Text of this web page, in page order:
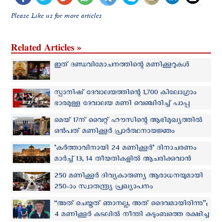
Please Like us for more articles
Related Articles »
ഇത് ദണ്ഡവിമോചനത്തിന്റെ മണിക്കൂറുകള്‍
സ്പാനിഷ് ദേവാലയത്തിന്റെ 1,700 കിലോഗ്രാം
ഭാരമുള്ള ദേവാലയ മണി വെഞ്ചിരിച്ച് പാപ്പ
മെയ് 17ന് വൈറ്റ് ഹൗസിന്റെ ആഭിമുഖ്യത്തില്‍
ഒന്‍പത് മണിക്കൂർ പ്രാര്‍ത്ഥനായജ്ഞം
"കർത്താവിനായി 24 മണിക്കൂർ" ദിനാചരണം
മാർച്ച് 13, 14 തീയതികളിൽ ആചരിക്കുവാന്‍
വത്തിക്കാന്റെ ആഹ്വാനം
250 മണിക്കൂർ ദിവ്യകാരുണ്യ ആരാധനയുമായി
250-ാം സ്വാതന്ത്ര്യ പ്രഖ്യാപനം
ആഘോഷിക്കാന്‍ അമേരിക്കന്‍ സഭ
“അത് ചെയ്തത് ഞാനല്ല, അത് ദൈവമായിരിന്നു”;
4 മണിക്കൂര്‍ കടലില്‍ നീന്തി കുടുംബത്തെ രക്ഷിച്ച